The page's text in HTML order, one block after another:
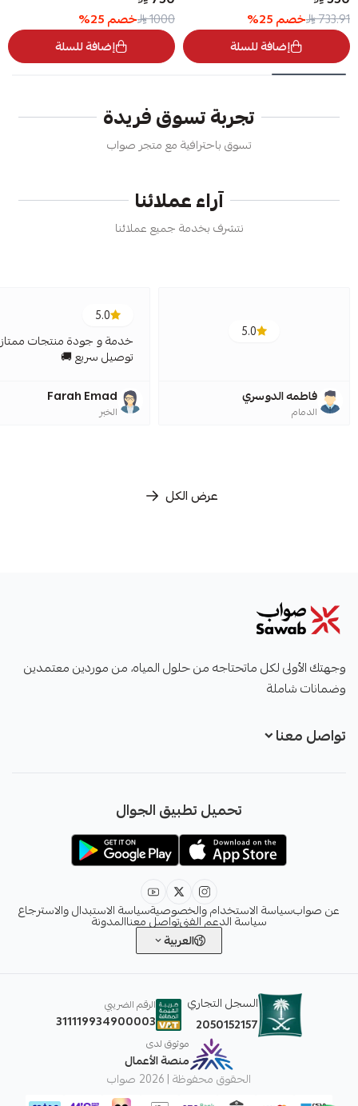
733.91 خصم25
%
إضافة للسلة
1000 خصم25
%
إضافة للسلة
تجربة تسوق فريدة
تسوق باحترافية مع متجر صواب
آراء عملائنا
نتشرف بخدمة جميع عملائنا
5.0
فاطمه الدوسري
الدمام
5.0
خدمة و جودة منتجات
توصيل سريع 🚚
Farah Emad
الخبر
عرض الكل
وجهتك الأولى لكل ماتحتاجه من حلول المياه، من موردين معتمدين
وضمانات شاملة
تواصل معنا
info@sawab.app
تحميل تطبيق الجوال
عن صوابسياسة الاستخدام والخصوصيةسياسة الاستبدال والاسترجاع
سياسة الدعم الفنيتواصل معناالمدونة
العربية
السجل التجاري
2050152157
الرقم الضريبي
311119934900003
موثوق لدى
منصة الأعمال
الحقوق محفوظة | 2026
صواب